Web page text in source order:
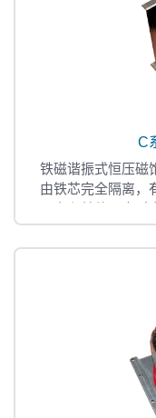
C
铁磁谐振式恒压磁
由铁芯完全隔离，
载提供纯净